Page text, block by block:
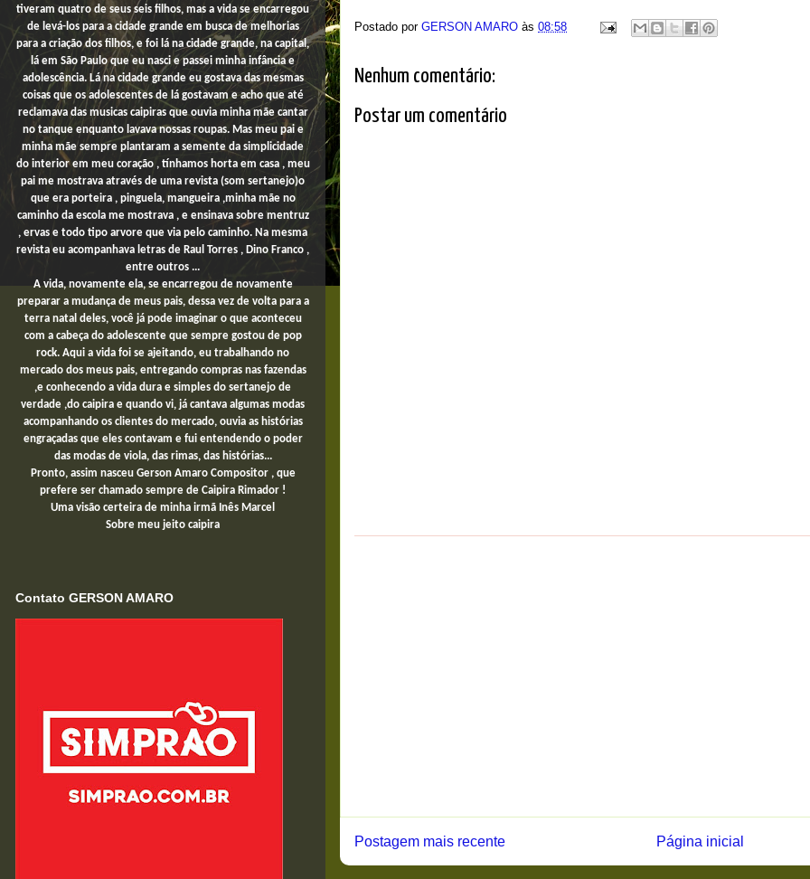
Postado por GERSON AMARO às 08:58
Nenhum comentário:
Postar um comentário
Postagem mais recente Página inicial
tiveram quatro de seus seis filhos, mas a vida se encarregou
de levá-los para a cidade grande em busca de melhorias
para a criação dos filhos, e foi lá na cidade grande, na capital,
lá em São Paulo que eu nasci e passei minha infância e
adolescência. Lá na cidade grande eu gostava das mesmas
coisas que os adolescentes de lá gostavam e acho que até
reclamava das musicas caipiras que ouvia minha mãe cantar
no tanque enquanto lavava nossas roupas. Mas meu pai e
minha mãe sempre plantaram a semente da simplicidade
do interior em meu coração , tínhamos horta em casa , meu
pai me mostrava através de uma revista (som sertanejo)o
que era porteira , pinguela, mangueira ,minha mãe no
caminho da escola me mostrava , e ensinava sobre mentruz
, ervas e todo tipo arvore que via pelo caminho. Na mesma
revista eu acompanhava letras de Raul Torres , Dino Franco ,
entre outros ...
A vida, novamente ela, se encarregou de novamente
preparar a mudança de meus pais, dessa vez de volta para a
terra natal deles, você já pode imaginar o que aconteceu
com a cabeça do adolescente que sempre gostou de pop
rock. Aqui a vida foi se ajeitando, eu trabalhando no
mercado dos meus pais, entregando compras nas fazendas
,e conhecendo a vida dura e simples do sertanejo de
verdade ,do caipira e quando vi, já cantava algumas modas
acompanhando os clientes do mercado, ouvia as histórias
engraçadas que eles contavam e fui entendendo o poder
das modas de viola, das rimas, das histórias...
Pronto, assim nasceu Gerson Amaro Compositor , que
prefere ser chamado sempre de Caipira Rimador !
Uma visão certeira de minha irmã Inês Marcel
Sobre meu jeito caipira
Contato GERSON AMARO